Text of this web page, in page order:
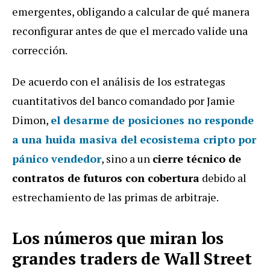
emergentes, obligando a calcular de qué manera
reconfigurar antes de que el mercado valide una
corrección.
De acuerdo con el análisis de los estrategas
cuantitativos del banco comandado por Jamie
Dimon, el desarme de posiciones no responde
a una huida masiva del ecosistema cripto por
pánico vendedor, sino a un cierre técnico de
contratos de futuros con cobertura debido al
estrechamiento de las primas de arbitraje.
Los números que miran los
grandes traders de Wall Street